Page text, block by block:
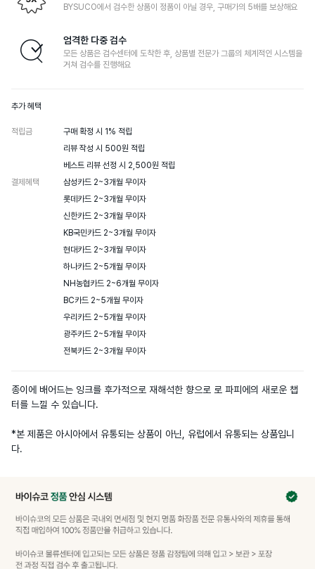
BYSUCO에서 검수한 상품이 정품이 아닐 경우, 구매가의 5배를 보상해요
엄격한 다중 검수
모든 상품은 검수센터에 도착한 후, 상품별 전문가 그룹의 체계적인 시스템을
거쳐 검수를 진행해요
추가 혜택
적립금
구매 확정 시 1% 적립
리뷰 작성 시 500원 적립
베스트 리뷰 선정 시 2,500원 적립
결제혜택
삼성카드 2~3개월 무이자
롯데카드 2~3개월 무이자
신한카드 2~3개월 무이자
KB국민카드 2~3개월 무이자
현대카드 2~3개월 무이자
하나카드 2~5개월 무이자
NH농협카드 2~6개월 무이자
BC카드 2~5개월 무이자
우리카드 2~5개월 무이자
광주카드 2~5개월 무이자
전북카드 2~3개월 무이자
종이에 배어드는 잉크를 후가적으로 재해석한 향으로 로 파피에의 새로운 챕
터를 느낄 수 있습니다.
*본 제품은 아시아에서 유통되는 상품이 아닌, 유럽에서 유통되는 상품입니
다.